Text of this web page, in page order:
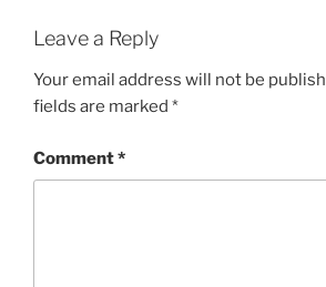
Leave a Reply
Your email address will not be
fields are marked *
Comment*